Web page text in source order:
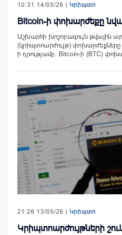
10:31 14/05/26 | Կրիպտո
Bitcoin-ի փոխարժեքը
Աշխարհի խոշորագույն թվային
(կրիպտոարժույթ) փոխարժեքները
ի դրությամբ. Bitcoin-ի (BTC)
21:26 13/05/26 | Կրիպտո
Կրիպտոարժույթների